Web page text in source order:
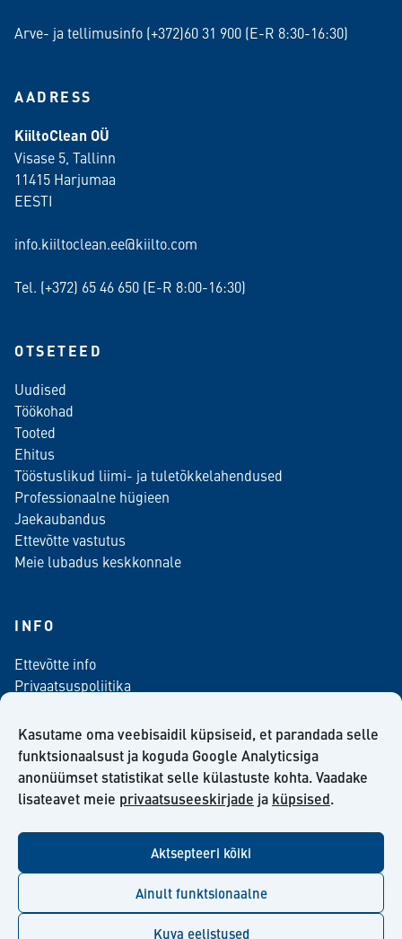
Kasutame oma veebisaidil küpsiseid, et parandada selle
funktsionaalsust ja koguda Google Analyticsiga
anonüümset statistikat selle külastuste kohta. Vaadake
lisateavet meie privaatsuseeskirjade ja küpsised.
Aktsepteeri kõiki
Ainult funktsionaalne
Kuva eelistused
Arve- ja tellimusinfo (+372)60 31 900 (E-R 8:30-16:30)
AADRESS
KiiltoClean OÜ
Visase 5, Tallinn
11415 Harjumaa
EESTI
info.kiiltoclean.ee@kiilto.com
Tel. (+372) 65 46 650 (E-R 8:00-16:30)
OTSETEED
Uudised
Töökohad
Tooted
Ehitus
Tööstuslikud liimi- ja tuletõkkelahendused
Professionaalne hügieen
Jaekaubandus
Ettevõtte vastutus
Meie lubadus keskkonnale
INFO
Ettevõtte info
Privaatsuspoliitika
Meediale
Telli meie uudiskiri
Kiilto Eesti OÜ müügilepingu tingimused
youtube